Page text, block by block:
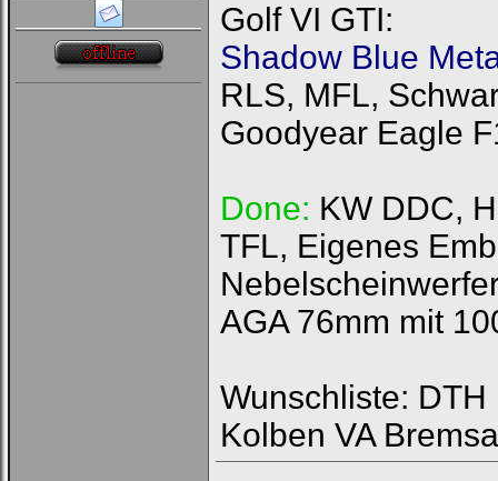
Golf VI GTI:
Shadow Blue
RLS, MFL,
Goodyear Eagle
Done: KW DDC,
TFL, Eigenes
AGA 76mm mit
Wunschliste:
Kolben VA